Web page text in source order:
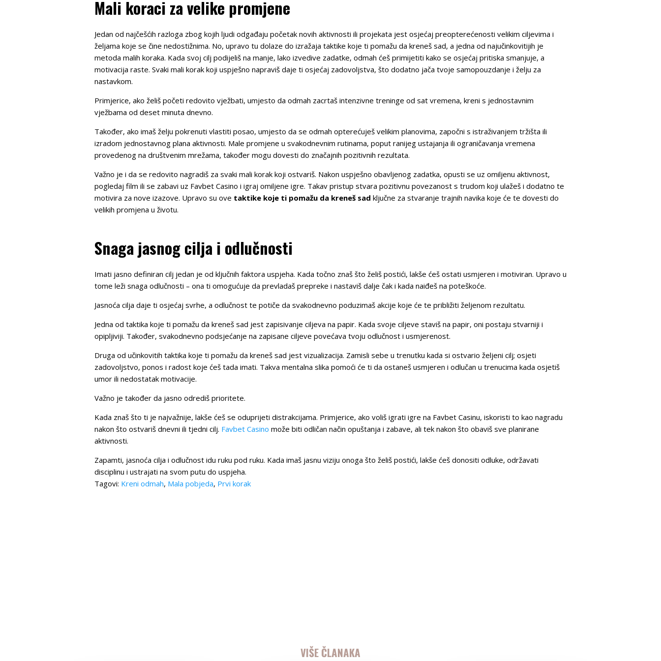
Mali koraci za velike promjene
Jedan od najčešćih razloga zbog kojih ljudi odgađaju početak novih aktivnosti ili projekata jest osjećaj preopterećenosti velikim ciljevima i
željama koje se čine nedostižnima. No, upravo tu dolaze do izražaja taktike koje ti pomažu da kreneš sad, a jedna od najučinkovitijih je
metoda malih koraka. Kada svoj cilj podijeliš na manje, lako izvedive zadatke, odmah ćeš primijetiti kako se osjećaj pritiska smanjuje, a
motivacija raste. Svaki mali korak koji uspješno napraviš daje ti osjećaj zadovoljstva, što dodatno jača tvoje samopouzdanje i želju za
nastavkom.
Primjerice, ako želiš početi redovito vježbati, umjesto da odmah zacrtaš intenzivne treninge od sat vremena, kreni s jednostavnim
vježbama od deset minuta dnevno.
Također, ako imaš želju pokrenuti vlastiti posao, umjesto da se odmah opterećuješ velikim planovima, započni s istraživanjem tržišta ili
izradom jednostavnog plana aktivnosti. Male promjene u svakodnevnim rutinama, poput ranijeg ustajanja ili ograničavanja vremena
provedenog na društvenim mrežama, također mogu dovesti do značajnih pozitivnih rezultata.
Važno je i da se redovito nagradiš za svaki mali korak koji ostvariš. Nakon uspješno obavljenog zadatka, opusti se uz omiljenu aktivnost,
pogledaj film ili se zabavi uz Favbet Casino i igraj omiljene igre. Takav pristup stvara pozitivnu povezanost s trudom koji ulažeš i dodatno te
motivira za nove izazove. Upravo su ove taktike koje ti pomažu da kreneš sad ključne za stvaranje trajnih navika koje će te dovesti do
velikih promjena u životu.
Snaga jasnog cilja i odlučnosti
Imati jasno definiran cilj jedan je od ključnih faktora uspjeha. Kada točno znaš što želiš postići, lakše ćeš ostati usmjeren i motiviran. Upravo u
tome leži snaga odlučnosti – ona ti omogućuje da prevladaš prepreke i nastaviš dalje čak i kada naiđeš na poteškoće.
Jasnoća cilja daje ti osjećaj svrhe, a odlučnost te potiče da svakodnevno poduzimaš akcije koje će te približiti željenom rezultatu.
Jedna od taktika koje ti pomažu da kreneš sad jest zapisivanje ciljeva na papir. Kada svoje ciljeve staviš na papir, oni postaju stvarniji i
opipljiviji. Također, svakodnevno podsjećanje na zapisane ciljeve povećava tvoju odlučnost i usmjerenost.
Druga od učinkovitih taktika koje ti pomažu da kreneš sad jest vizualizacija. Zamisli sebe u trenutku kada si ostvario željeni cilj; osjeti
zadovoljstvo, ponos i radost koje ćeš tada imati. Takva mentalna slika pomoći će ti da ostaneš usmjeren i odlučan u trenucima kada osjetiš
umor ili nedostatak motivacije.
Važno je također da jasno odrediš prioritete.
Kada znaš što ti je najvažnije, lakše ćeš se oduprijeti distrakcijama. Primjerice, ako voliš igrati igre na Favbet Casinu, iskoristi to kao nagradu
nakon što ostvariš dnevni ili tjedni cilj. Favbet Casino može biti odličan način opuštanja i zabave, ali tek nakon što obaviš sve planirane
aktivnosti.
Zapamti, jasnoća cilja i odlučnost idu ruku pod ruku. Kada imaš jasnu viziju onoga što želiš postići, lakše ćeš donositi odluke, održavati
disciplinu i ustrajati na svom putu do uspjeha.
Tagovi: Kreni odmah, Mala pobjeda, Prvi korak
VIŠE ČLANAKA